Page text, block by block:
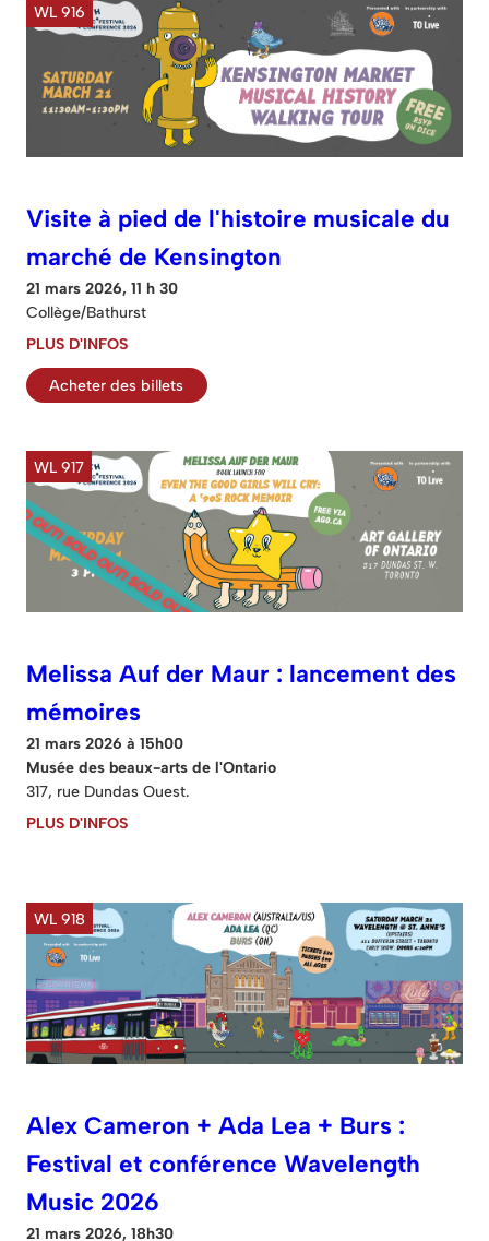
WL 916
Visite à pied de l'histoire musicale du
marché de Kensington
21 mars 2026, 11 h 30
Collège/Bathurst
PLUS D'INFOS
Acheter des billets
WL 917
Melissa Auf der Maur : lancement des
mémoires
21 mars 2026 à 15h00
Musée des beaux-arts de l'Ontario
317, rue Dundas Ouest.
PLUS D'INFOS
WL 918
Alex Cameron + Ada Lea + Burs :
Festival et conférence Wavelength
Music 2026
21 mars 2026, 18h30